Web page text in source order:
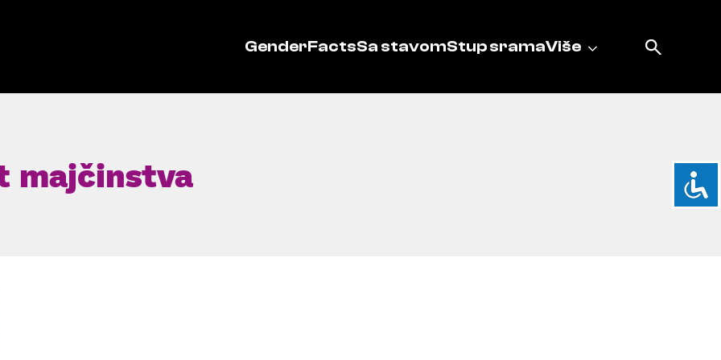
GenderFactsSa stavomStup sramaViše
majčinstva